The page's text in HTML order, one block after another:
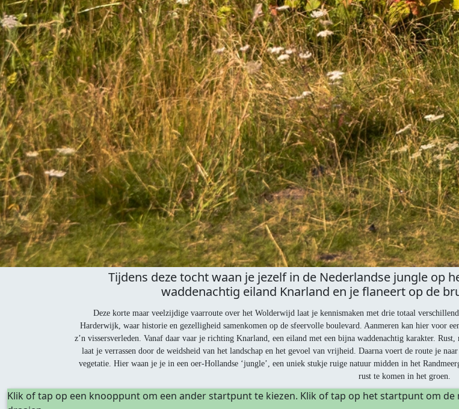
Tijdens deze tocht waan je jezelf in de Nederlandse jungle op
waddenachtig eiland Knarland en je flaneert op de
Deze korte maar veelzijdige vaarroute over het Wolderwijd laat je kennismaken met drie totaal
Harderwijk, waar historie en gezelligheid samenkomen op de sfeervolle boulevard. Aanmeren kan hier voor
z’n vissersverleden. Vanaf daar vaar je richting Knarland, een eiland met een bijna waddenachtig karakter.
laat je verrassen door de weidsheid van het landschap en het gevoel van vrijheid. Daarna voert de route je
vegetatie. Hier waan je je in een oer-Hollandse ‘jungle’, een uniek stukje ruige natuur midden in het
rust te komen in het groen.
Klik of tap op een knooppunt om een ander startpunt te kiezen. Klik of tap op het startpunt om de